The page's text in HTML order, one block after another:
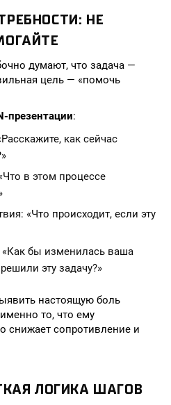
НЕ
думают, что задача —
цель — «помочь
презентации:
как сейчас
в этом процессе
«Что происходит, если эту
бы изменилась ваша
эту задачу?»
настоящую боль
то, что ему
снижает сопротивление и
ЛОГИКА ШАГОВ